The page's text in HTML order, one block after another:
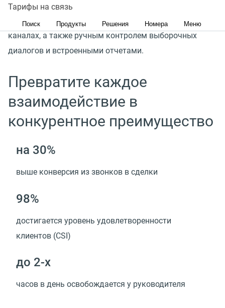
Тарифы на связь
Поиск Продукты Решения Номера Меню
диалогов в режиме реального времени, учетом
обратной связи от клиентов в голосовых и текстовых
каналах, а также ручным контролем выборочных
диалогов и встроенными отчетами.
Превратите каждое
взаимодействие в
конкурентное преимущество
на 30%
выше конверсия из звонков в сделки
98%
достигается уровень удовлетворенности
клиентов (CSI)
до 2-х
часов в день освобождается у руководителя